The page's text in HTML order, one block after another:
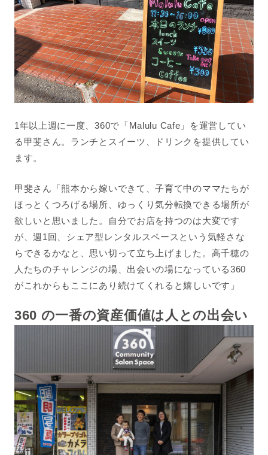
1年以上週に一度、360で「Malulu Cafe」を運営してい
る甲斐さん。ランチとスイーツ、ドリンクを提供してい
ます。
甲斐さん「熊本から嫁いできて、子育て中のママたちが
ほっとくつろげる場所、ゆっくり気分転換できる場所が
欲しいと思いました。自分でお店を持つのは大変です
が、週1回、シェア型レンタルスペースという気軽さな
らできるかなと、思い切って立ち上げました。高千穂の
人たちのチャレンジの場、出会いの場になっている360
がこれからもここにあり続けてくれると嬉しいです」
360 の一番の資産価値は人との出会い